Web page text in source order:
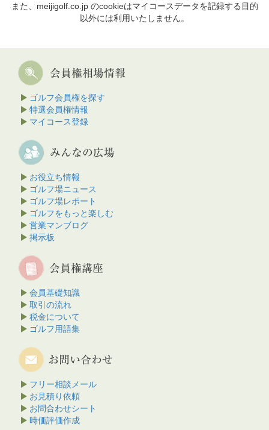
また、meijigolf.co.jp のcookieはマイコースデータを記録する目的
以外には利用いたしません。
ゴルフ会員権を探す
特選会員権情報
マイコース登録
お役立ち情報
ゴルフ場ニュース
ゴルフ場レポート
ゴルフをもっと楽しむ
営業マンブログ
掲示板
会員基礎知識
取引の流れ
税金について
ゴルフ用語集
フリー相談メール
お見積り依頼
お問合わせシート
時価評価作成